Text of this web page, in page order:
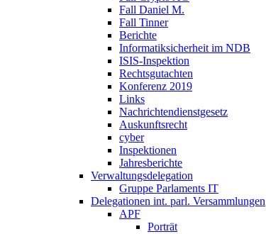
Fall Daniel M.
Fall Tinner
Berichte
Informatiksicherheit ­im NDB
ISIS-Inspektion
Rechtsgutachten
Konferenz 2019
Links
Nachrichtendienstgesetz
Auskunftsrecht
cyber
Inspektionen
Jahresberichte
Verwaltungsdelegation
Gruppe Parlaments IT
Delegationen int. parl. Versammlungen
APF
Porträt